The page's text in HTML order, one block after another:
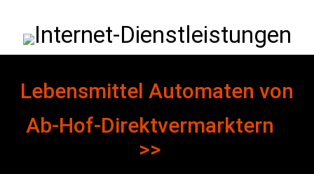
Internet-Dienstleistungen
Lebensmittel Automaten von
Ab-Hof-Direktvermarktern
>>